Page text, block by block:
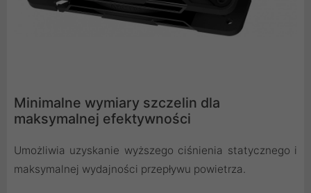
Minimalne wymiary szczelin dla
maksymalnej efektywności
Umożliwia uzyskanie wyższego ciśnienia statycznego i
maksymalnej wydajności przepływu powietrza.